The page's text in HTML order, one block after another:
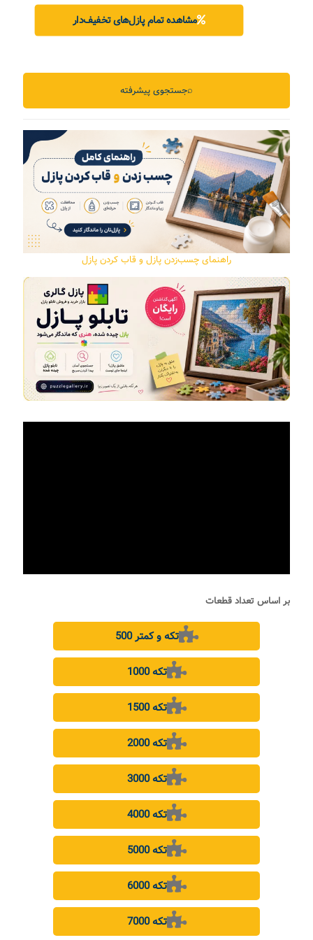
مشاهده تمام پازل‌های تخفیف‌دار
جستجوی پیشرفته⌕
راهنمای چسب‌زدن پازل و قاب کردن پازل
بر اساس تعداد قطعات
500 تکه و کمتر
1000 تکه
1500 تکه
2000 تکه
3000 تکه
4000 تکه
5000 تکه
6000 تکه
7000 تکه